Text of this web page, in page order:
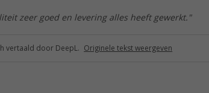
zeer goed en levering alles heeft gewerkt."
vertaald door DeepL. Originele tekst weergeven